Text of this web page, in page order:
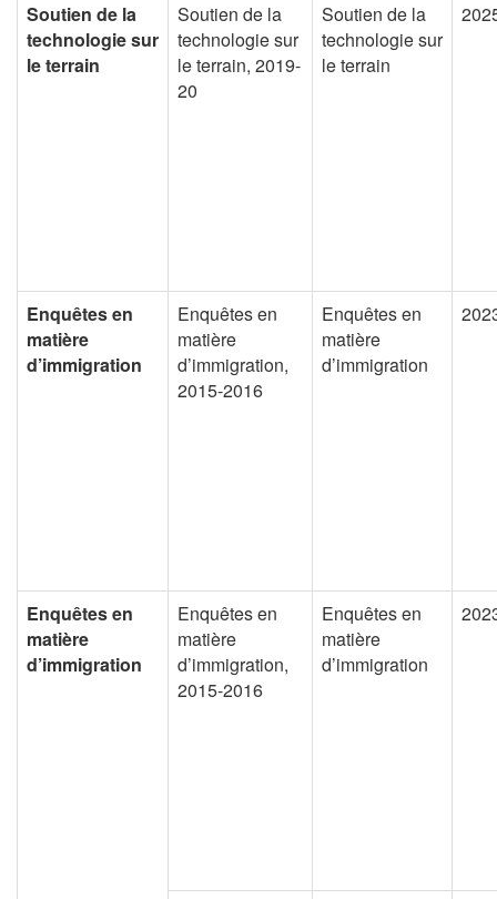
Soutien de la
technologie sur
le terrain
Soutien de la
technologie sur
le terrain, 2019-
20
Soutien de la
technologie sur
le terrain
Enquêtes en
matière
d’immigration
Enquêtes en
matière
d’immigration,
2015-2016
Enquêtes en
matière
d’immigration
Enquêtes en
matière
d’immigration
Enquêtes en
matière
d’immigration,
2015-2016
Enquêtes en
matière
d’immigration